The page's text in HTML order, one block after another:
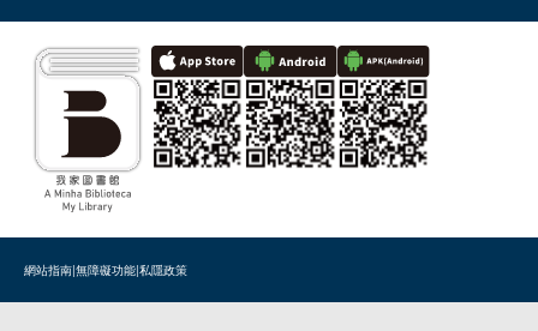
網站指南|無障礙功能|私隱政策